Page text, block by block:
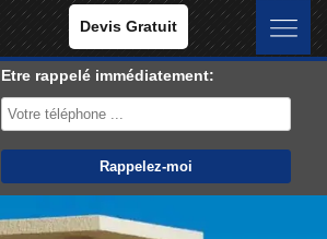
Devis Gratuit
Etre rappelé immédiatement: